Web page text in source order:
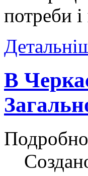
потреби
В